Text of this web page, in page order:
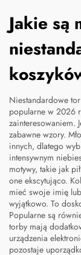
Jakie są
Niestandardowe
popularne w 2026
zainteresowaniem.
zabawne wzory.
innych, dlatego
intensywnym
motywy, takie jak
one ekscytująco.
mieć swoje imię
wyjątkowo. To
Popularne są
torby mają
urządzenia
pozostaje